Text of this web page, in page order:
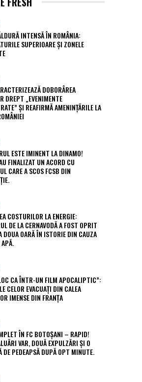
INTENSĂ ÎN ROMÂNIA:
SUPERIOARE ȘI ZONELE
DOBORÂREA
DREPT „EVENIMENTE
ȘI REAFIRMĂ AMENINȚĂRILE LA
ESTE IMINENT LA DINAMO!
FINALIZAT UN ACORD CU
CARE A SCOS FCSB DIN
COSTURILOR LA ENERGIE:
DE LA CERNAVODĂ A FOST OPRIT
DOUA OARĂ ÎN ISTORIE DIN CAUZA
CA ÎNTR-UN FILM APOCALIPTIC”:
CELOR EVACUAȚI DIN CALEA
IMENSE DIN FRANȚA
ÎN FC BOTOȘANI – RAPID!
VAR, DOUĂ EXPULZĂRI ȘI O
DE PEDEAPSĂ DUPĂ OPT MINUTE.